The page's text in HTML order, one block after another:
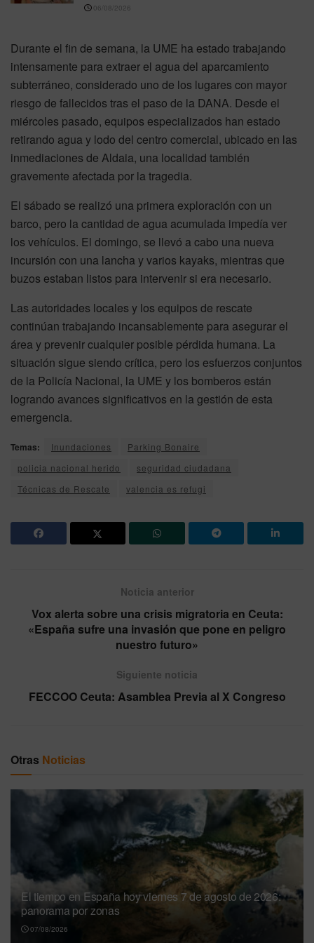
06/08/2026
Durante el fin de semana, la UME ha estado trabajando
intensamente para extraer el agua del aparcamiento
subterráneo, considerado uno de los lugares con mayor
riesgo de fallecidos tras el paso de la DANA. Desde el
miércoles pasado, equipos especializados han estado
retirando agua y lodo del centro comercial, ubicado en las
inmediaciones de Aldaia, una localidad también
gravemente afectada por la tragedia.
El sábado se realizó una primera exploración con un
barco, pero la cantidad de agua acumulada impedía ver
los vehículos. El domingo, se llevó a cabo una nueva
incursión con una lancha y varios kayaks, mientras que
buzos estaban listos para intervenir si era necesario.
Las autoridades locales y los equipos de rescate
continúan trabajando incansablemente para asegurar el
área y prevenir cualquier posible pérdida humana. La
situación sigue siendo crítica, pero los esfuerzos conjuntos
de la Policía Nacional, la UME y los bomberos están
logrando avances significativos en la gestión de esta
emergencia.
Temas: Inundaciones
Parking Bonaire
policia nacional herido
seguridad ciudadana
Técnicas de Rescate
valencia es refugi
Noticia anterior
Vox alerta sobre una crisis migratoria en Ceuta:
«España sufre una invasión que pone en peligro
nuestro futuro»
Siguiente noticia
FECCOO Ceuta: Asamblea Previa al X Congreso
Otras Noticias
El tiempo en España hoy viernes 7 de agosto de 2026:
panorama por zonas
07/08/2026